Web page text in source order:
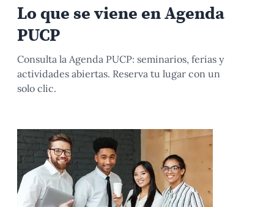
Lo que se viene en Agenda
PUCP
Consulta la Agenda PUCP: seminarios, ferias y
actividades abiertas. Reserva tu lugar con un
solo clic.